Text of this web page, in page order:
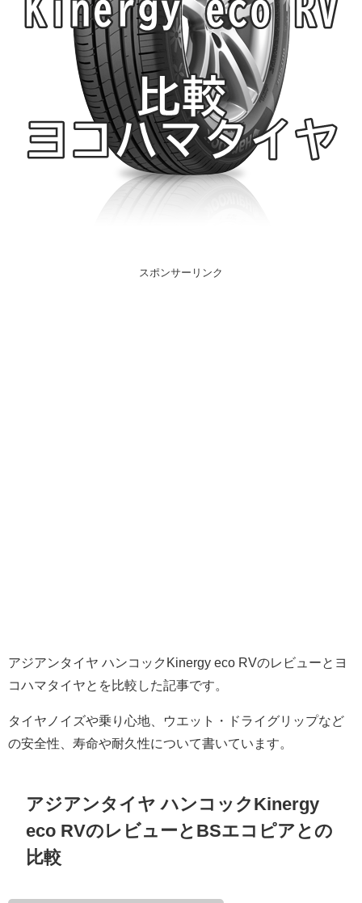
スポンサーリンク
アジアンタイヤ ハンコックKinergy eco RVのレビューとヨ
コハマタイヤとを比較した記事です。
タイヤノイズや乗り心地、ウエット・ドライグリップなど
の安全性、寿命や耐久性について書いています。
アジアンタイヤ ハンコックKinergy
eco RVのレビューとBSエコピアとの
比較